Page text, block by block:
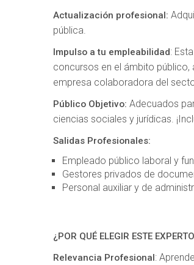
Actualización profesional:
pública.
Impulso a tu empleabilidad:
concursos en el ámbito
empresa colaboradora del
Público Objetivo: Adecuados
ciencias sociales y jurídicas.
Salidas Profesionales:
Empleado público laboral y
Gestores privados de
Personal auxiliar y de
¿POR QUÉ ELEGIR ESTE
Relevancia Profesional: